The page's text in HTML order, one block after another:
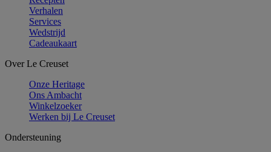
Verhalen
Services
Wedstrijd
Cadeaukaart
Over Le Creuset
Onze Heritage
Ons Ambacht
Winkelzoeker
Werken bij Le Creuset
Ondersteuning